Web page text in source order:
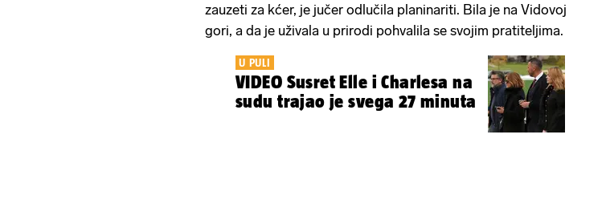
zauzeti za kćer, je jučer odlučila planinariti. Bila je na Vidovoj
gori, a da je uživala u prirodi pohvalila se svojim pratiteljima.
U PULI
VIDEO Susret Elle i Charlesa na
sudu trajao je svega 27 minuta